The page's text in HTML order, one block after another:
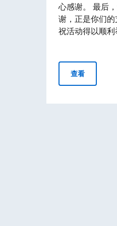
心感谢。 最后
谢，正是你们
祝活动得以顺利
查看意大利共